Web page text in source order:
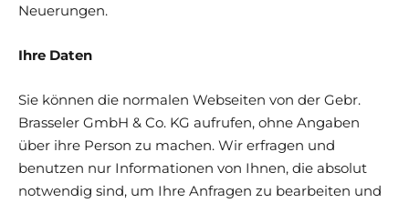
Neuerungen.
Ihre Daten
Sie können die normalen Webseiten von der Gebr.
Brasseler GmbH & Co. KG aufrufen, ohne Angaben
über ihre Person zu machen. Wir erfragen und
benutzen nur Informationen von Ihnen, die absolut
notwendig sind, um Ihre Anfragen zu bearbeiten und